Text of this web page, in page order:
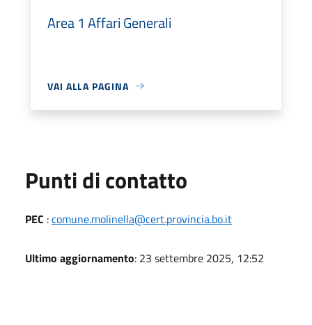
Area 1 Affari Generali
VAI ALLA PAGINA
Punti di contatto
PEC :comune.molinella@cert.provincia.bo.it
Ultimo aggiornamento: 23 settembre 2025, 12:52